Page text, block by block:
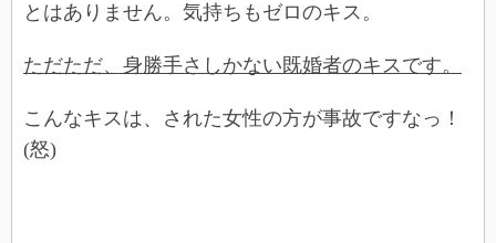
とはありません。気持ちもゼロのキス。
ただただ、身勝手さしかない既婚者のキスです。
こんなキスは、された女性の方が事故ですなっ！
(怒)